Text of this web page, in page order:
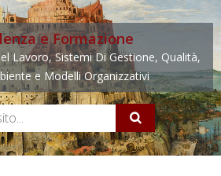
e Formazione
Lavoro, Sistemi Di Gestione, Qualità,
e Modelli Organizzativi